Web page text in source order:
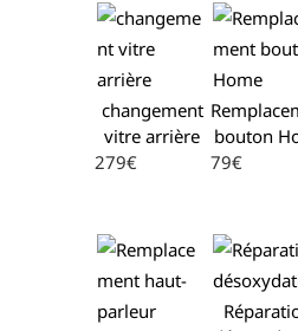
changement
vitre arrière
279€
bouton
79€